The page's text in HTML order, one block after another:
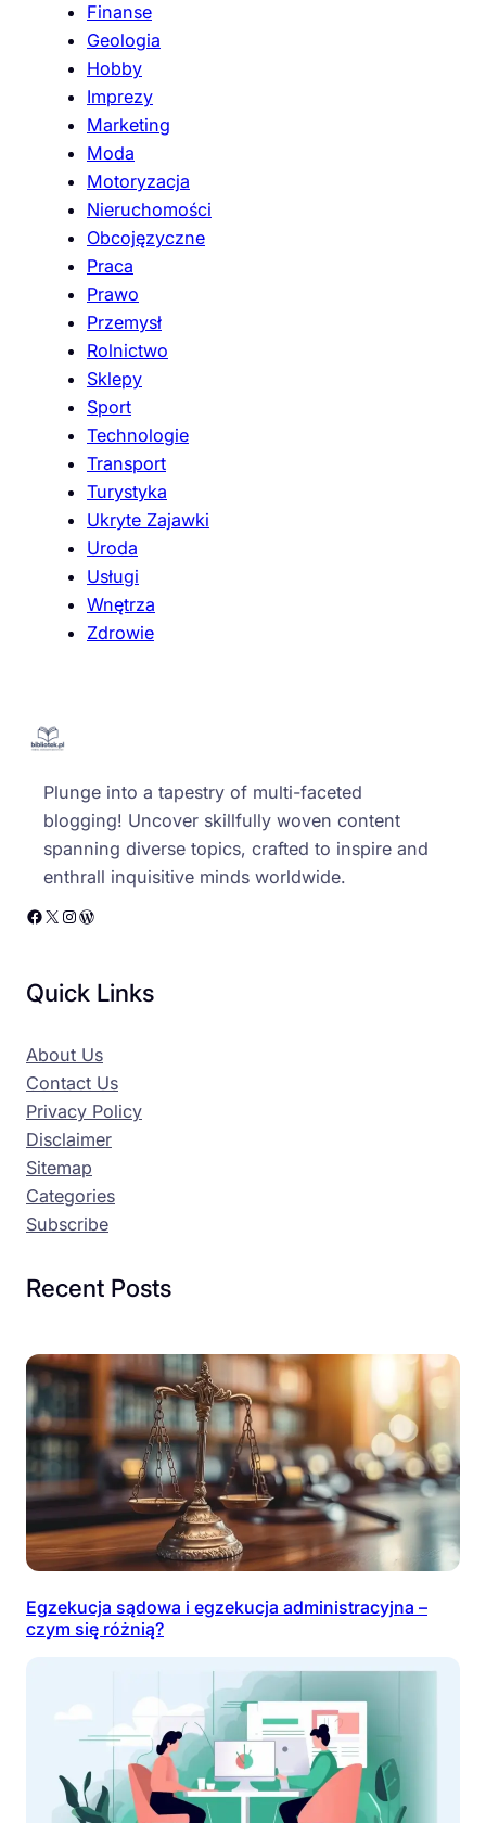
Finanse
Geologia
Hobby
Imprezy
Marketing
Moda
Motoryzacja
Nieruchomości
Obcojęzyczne
Praca
Prawo
Przemysł
Rolnictwo
Sklepy
Sport
Technologie
Transport
Turystyka
Ukryte Zajawki
Uroda
Usługi
Wnętrza
Zdrowie
Plunge into a tapestry of multi-faceted
blogging! Uncover skillfully woven content
spanning diverse topics, crafted to inspire and
enthrall inquisitive minds worldwide.
Facebook X Instagram WordPress
Quick Links
About Us
Contact Us
Privacy Policy
Disclaimer
Sitemap
Categories
Subscribe
Recent Posts
Egzekucja sądowa i egzekucja administracyjna –
czym się różnią?